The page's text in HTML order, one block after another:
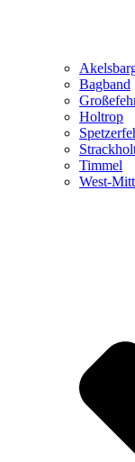
Bagband
Holtrop
Timmel
West-